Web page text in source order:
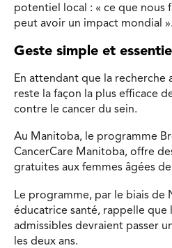
potentiel local : « ce que nous
peut avoir un impact mondial ».
Geste simple et essentiel
En attendant que la recherche
reste la façon la plus efficace
contre le cancer du sein.
Au Manitoba, le programme
CancerCare Manitoba, offre
gratuites aux femmes âgées de
Le programme, par le biais de
éducatrice santé, rappelle que
admissibles devraient passer
les deux ans.